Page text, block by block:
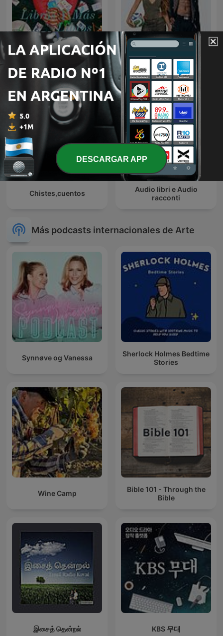
Libros Y Más Libros Dai Dai
Chistes,cuentos
Audio libri e Audio
racconti
Más podcasts internacionales de Arte
Synnøve og Vanessa
Sherlock Holmes Bedtime
Stories
Wine Camp
Bible 101 - Through the
Bible
இசைத் தென்றல் KBS 무대
DESCARGAR APP